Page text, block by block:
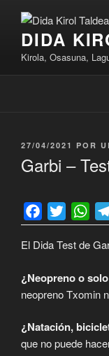
contenidoDIDA
Kirola, Osasuna,
PUBLICADO
27/04/2021 POR
Garbi –
a
c
b
o
o
k
w
i
t
e
W
h
a
s
A
p
p
El Dida Test de
¿Neopreno o
neopreno Txomin
¿Natación,
que no puede